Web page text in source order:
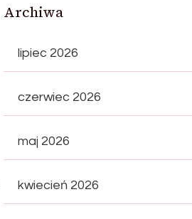
Archiwa
lipiec 2026
czerwiec 2026
maj 2026
kwiecień 2026